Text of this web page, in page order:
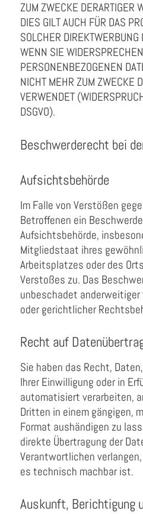
ZUM ZWECKE DERARTIGER
DIES GILT AUCH FÜR DAS
SOLCHER
WENN SIE
PERSONENBEZOGENEN
NICHT MEHR ZUM ZWECKE
VERWENDET
DSGVO).
Beschwerde­recht bei
Aufsichts­behörde
Im Falle von Verstößen
Betroffenen ein
Aufsichtsbehörde,
Mitgliedstaat ihres
Arbeitsplatzes oder des
Verstoßes zu. Das
unbeschadet
oder gerichtlicher
Recht auf
Sie haben das Recht,
Ihrer Einwilligung oder in
automatisiert verarbeiten,
Dritten in einem gängigen,
Format aushändigen zu
direkte Übertragung der
Verantwortlichen
es technisch machbar ist.
Auskunft, Berichtigung